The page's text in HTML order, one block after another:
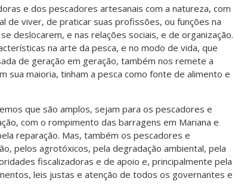
e dos pescadores artesanais com a natureza, com
de viver, de praticar suas profissões, ou funções na
deslocarem, e nas relações sociais, e de organização.
na arte da pesca, e no modo de vida, que
de geração em geração, também nos remete a
sua maioria, tinham a pesca como fonte de alimento e
que são amplos, sejam para os pescadores e
com o rompimento das barragens em Mariana e
reparação. Mas, também os pescadores e
pelos agrotóxicos, pela degradação ambiental, pela
fiscalizadoras e de apoio e, principalmente pela
leis justas e atenção de todos os governantes e